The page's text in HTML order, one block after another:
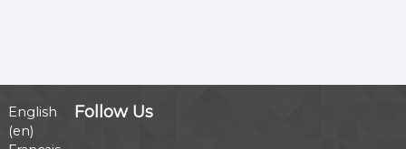
English
‎(en)‎
Follow Us